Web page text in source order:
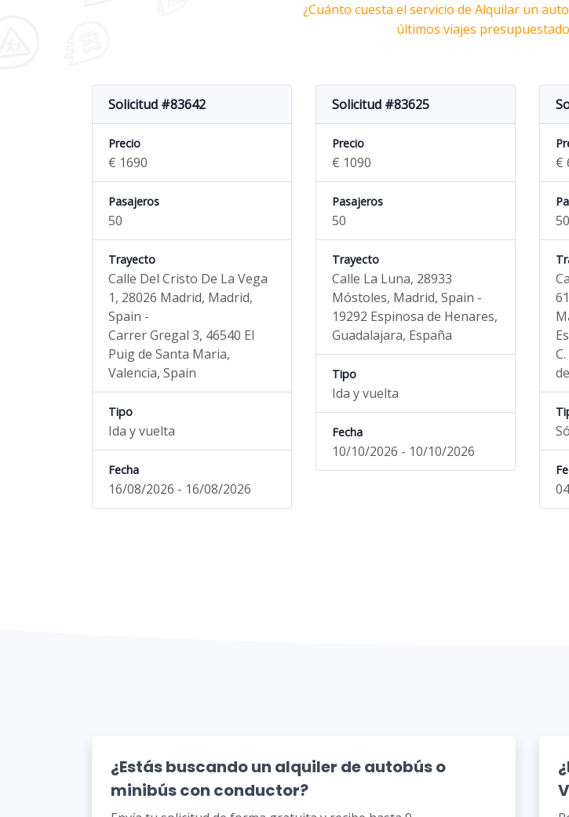
¿Cuánto cuesta el servicio de Alquilar un
últimos viajes
Solicitud #83642
Precio
€ 1690
Pasajeros
50
Trayecto
Calle Del Cristo De La Vega
1, 28026 Madrid, Madrid,
Spain -
Carrer Gregal 3, 46540 El
Puig de Santa Maria,
Valencia, Spain
Tipo
Ida y vuelta
Fecha
16/08/2026 - 16/08/2026
Solicitud #83625
Precio
€ 1090
Pasajeros
50
Trayecto
Calle La Luna, 28933
Móstoles, Madrid, Spain -
19292 Espinosa de Henares,
Guadalajara, España
Tipo
Ida y vuelta
Fecha
10/10/2026 - 10/10/2026
€
50
¿Estás buscando un alquiler de autobús o
minibús con conductor?